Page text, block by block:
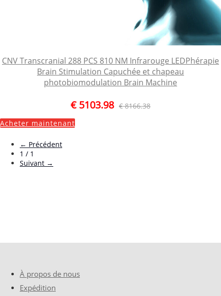
CNV Transcranial 288 PCS 810 NM Infrarouge LEDPhérapie
Brain Stimulation Capuchée et chapeau
photobiomodulation Brain Machine
€ 5103.98 € 8166.38
Acheter maintenant
← Précédent
1 / 1
Suivant →
À propos de nous
Expédition